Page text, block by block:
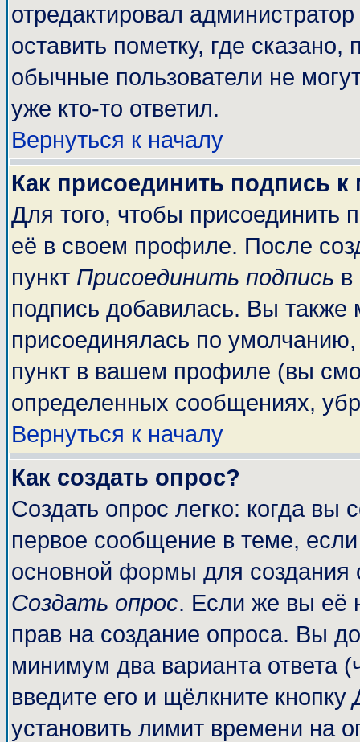
отредактировал
оставить пометку, где
обычные пользователи не
уже кто-то ответил.
Вернуться к началу
Как присоединить подпись
Для того, чтобы присоединить
её в своем профиле. После
пункт Присоединить подпись
подпись добавилась. Вы также
присоединялась по
пункт в вашем профиле (вы
определенных сообщениях,
Вернуться к началу
Как создать опрос?
Создать опрос легко: когда вы
первое сообщение в теме,
основной формы для
Создать опрос. Если же вы её
прав на создание опроса. Вы
минимум два варианта ответа
введите его и щёлкните кнопку
установить лимит времени на